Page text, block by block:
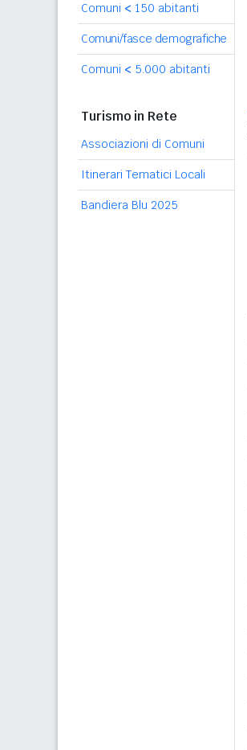
Comuni < 150 abitanti
Comuni/fasce demografiche
Comuni < 5.000 abitanti
Turismo in Rete
Associazioni di Comuni
Itinerari Tematici Locali
Bandiera Blu 2025